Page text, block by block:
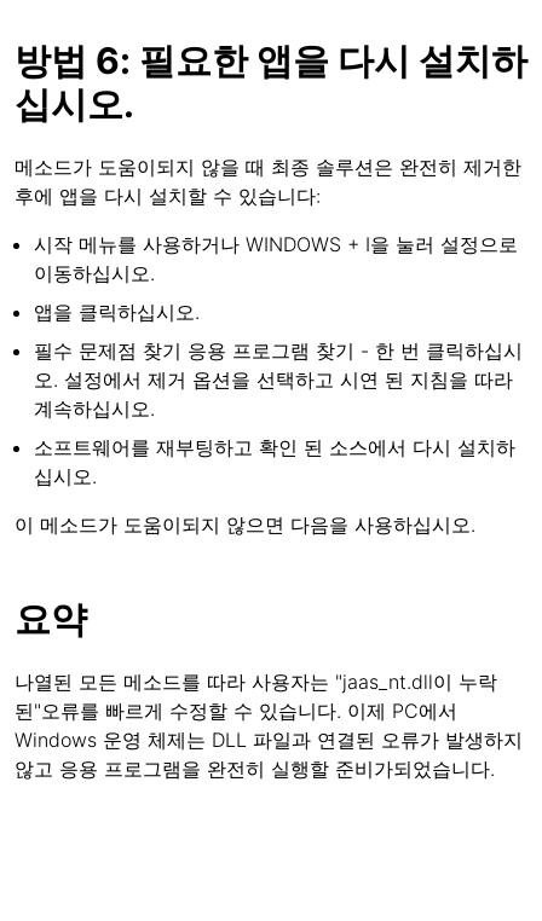
방법 6: 필요한 앱을 다시 설치하
십시오.
메소드가 도움이되지 않을 때 최종 솔루션은 완전히 제거한
후에 앱을 다시 설치할 수 있습니다:
시작 메뉴를 사용하거나 WINDOWS + I을 눌러 설정으로
이동하십시오.
앱을 클릭하십시오.
필수 문제점 찾기 응용 프로그램 찾기 - 한 번 클릭하십시
오. 설정에서 제거 옵션을 선택하고 시연 된 지침을 따라
계속하십시오.
소프트웨어를 재부팅하고 확인 된 소스에서 다시 설치하
십시오.
이 메소드가 도움이되지 않으면 다음을 사용하십시오.
요약
나열된 모든 메소드를 따라 사용자는 "jaas_nt.dll이 누락
된"오류를 빠르게 수정할 수 있습니다. 이제 PC에서
Windows 운영 체제는 DLL 파일과 연결된 오류가 발생하지
않고 응용 프로그램을 완전히 실행할 준비가되었습니다.